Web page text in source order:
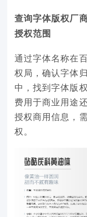
查询字体版权厂
授权范围
通过字体名称在
权局，确认字体
中，找到字体版
费用于商业用途
授权商用信息，
权。